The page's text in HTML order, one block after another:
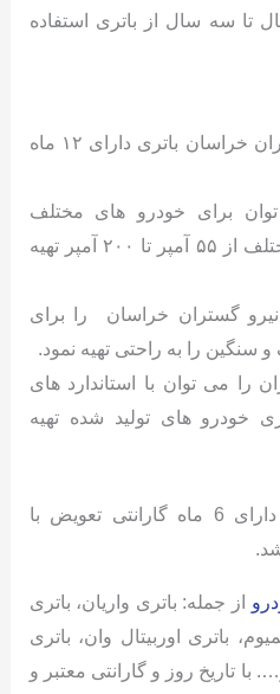
تا سه سال از باتری استفاده
باطری ولتا نیرو گستران خراسان باتری دارای ۱۲ ماه
برای خودرو های مختلف
سواری با آمپرهای مختلف از ۵۵ آمپر تا ۲۰۰ آمپر تهیه
نیرو گستران خراسان را برای
سنگین را به راحتی تهیه نمود.
را می توان با استاندارد های
خودرو های تولید شده تهیه
دارای 6 ماه گارانتی تعویض با
از جمله: باتری واریان، باتری
باتری اوربیتال وان، باتری
با تاریخ روز و گارانتی معتبر و